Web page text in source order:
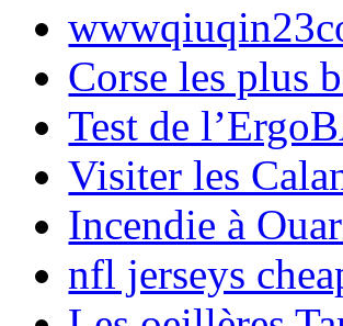
Corse les plus
Test de
Visiter les
Incendie à
nfl jerseys